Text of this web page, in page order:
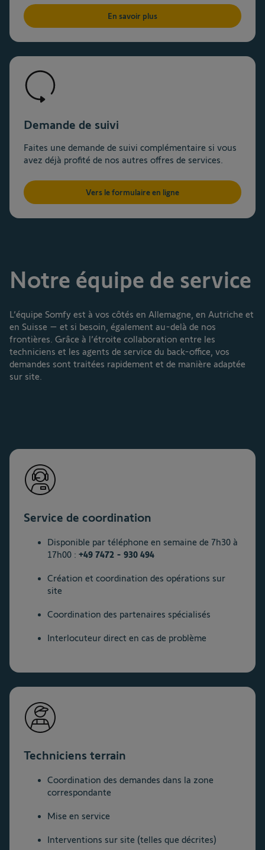
En savoir plus
Demande de suivi
Faites une demande de suivi complémentaire si vous
avez déjà profité de nos autres offres de services.
Vers le formulaire en ligne
Notre équipe de service
L’équipe Somfy est à vos côtés en Allemagne, en Autriche et
en Suisse – et si besoin, également au-delà de nos
frontières. Grâce à l’étroite collaboration entre les
techniciens et les agents de service du back-office, vos
demandes sont traitées rapidement et de manière adaptée
sur site.
Service de coordination
Disponible par téléphone en semaine de 7h30 à
17h00 : +49 7472 - 930 494
Création et coordination des opérations sur
site
Coordination des partenaires spécialisés
Interlocuteur direct en cas de problème
Techniciens terrain
Coordination des demandes dans la zone
correspondante
Mise en service
Interventions sur site (telles que décrites)